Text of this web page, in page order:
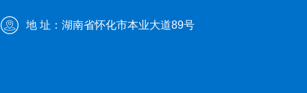
地 址：湖南省怀化市本业大道89号